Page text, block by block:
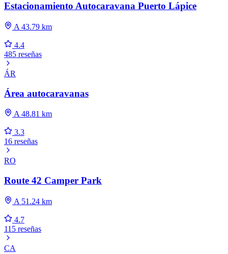
Estacionamiento Autocaravana Puerto Lápice
A 43.79 km
4.4
485 reseñas
ÁR
Área autocaravanas
A 48.81 km
3.3
16 reseñas
RO
Route 42 Camper Park
A 51.24 km
4.7
115 reseñas
CA